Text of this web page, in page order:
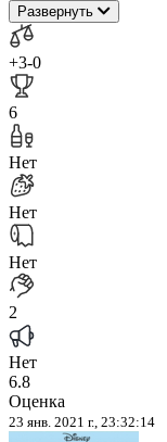
Развернуть
+3-0
6
Нет
Нет
Нет
2
Нет
6.8
Оценка
23 янв. 2021 г., 23:32:14